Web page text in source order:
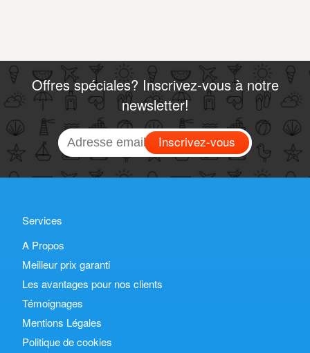
Offres spéciales? Inscrivez-vous à notre
newsletter!
Inscrivez-vous
Services
A Propos
Meilleur prix garanti
Les avantages pour nos clients
Témoignages
Mentions Légales
Politique de cookies